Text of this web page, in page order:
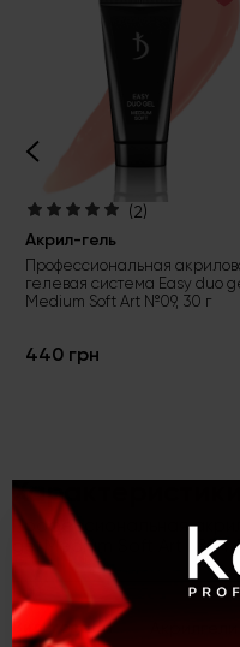
(2)
Акрил-гель
Профессиональная
гелевая система Easy duo
Medium Soft Art №09, 30 г
440 грн
Профессиональная
gel Medium Soft Art №04,
Вид товара